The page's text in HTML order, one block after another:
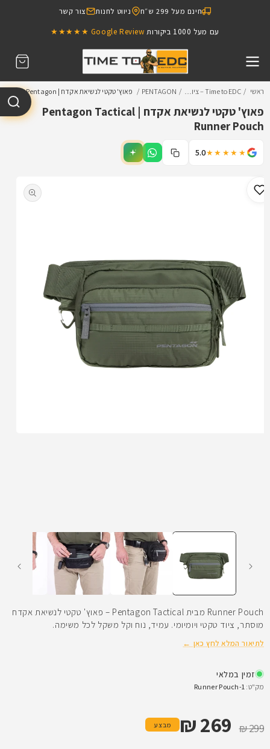
חינם מעל 299 ש״ח ניווט לחנות
צור קשר
עם מעל 1000 ביקורות
Google Review ★★★★★
עגלת
קניות
ראשי Time to EDC – ציו… PENTAGON פאוץ' טקטי לנשיאת אקדח | Pentagon …
פאוץ' טקטי לנשיאת אקדח | Pentagon Tactical
Runner Pouch
★★★★★
5.0
למידע
מוצר
Runner Pouch מבית Pentagon Tactical – פאוץ' טקטי לנשיאת אקדח
מוסתר, ציוד טקטי ויומיומי. עמיד, נוח וקל משקל לכל משימה.
לתיאור המלא לחץ כאן ←
זמין במלאי
מק"ט: Runner Pouch-1
299 ₪
מחיר מבצע
269 ₪ מבצע